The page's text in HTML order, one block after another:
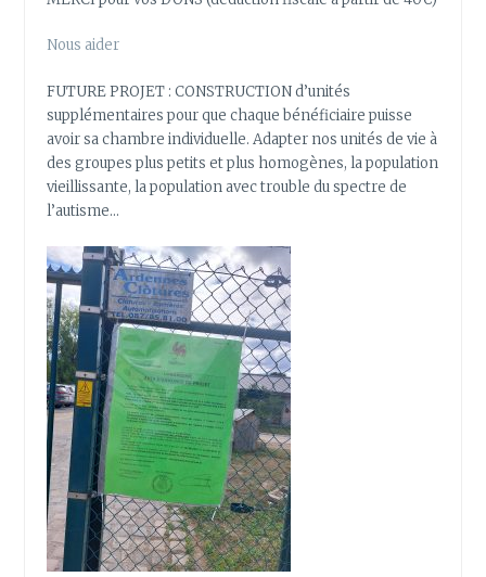
Nous aider
FUTURE PROJET : CONSTRUCTION d’unités
supplémentaires pour que chaque bénéficiaire puisse
avoir sa chambre individuelle. Adapter nos unités de vie à
des groupes plus petits et plus homogènes, la population
vieillissante, la population avec trouble du spectre de
l’autisme…